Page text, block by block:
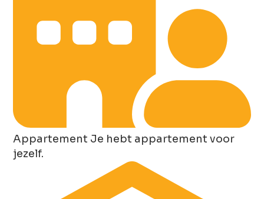
Appartement Je hebt appartement voor
jezelf.